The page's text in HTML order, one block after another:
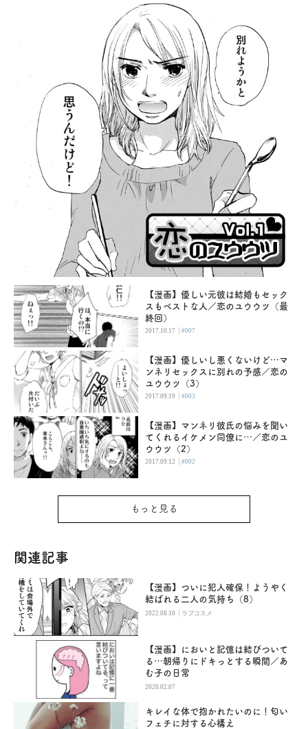
【漫画】優しい元彼は結婚もセック
スもベストな人／恋のユウウツ（最
終回）
2017.10.17 |#007
【漫画】優しいし悪くないけど…マ
ンネリセックスに別れの予感／恋の
ユウウツ（3）
2017.09.19 |#003
【漫画】マンネリ彼氏の悩みを聞い
てくれるイケメン同僚に…／恋のユ
ウウツ（2）
2017.09.12 |#002
もっと見る
関連記事
【漫画】ついに犯人確保！ようやく
結ばれる二人の気持ち（8）
2022.08.10 | ラブコスメ
【漫画】においと記憶は結びついて
る…朝帰りにドキっとする瞬間／あ
む子の日常
2020.02.07
キレイな体で抱かれたいのに！匂い
フェチに対する心構え